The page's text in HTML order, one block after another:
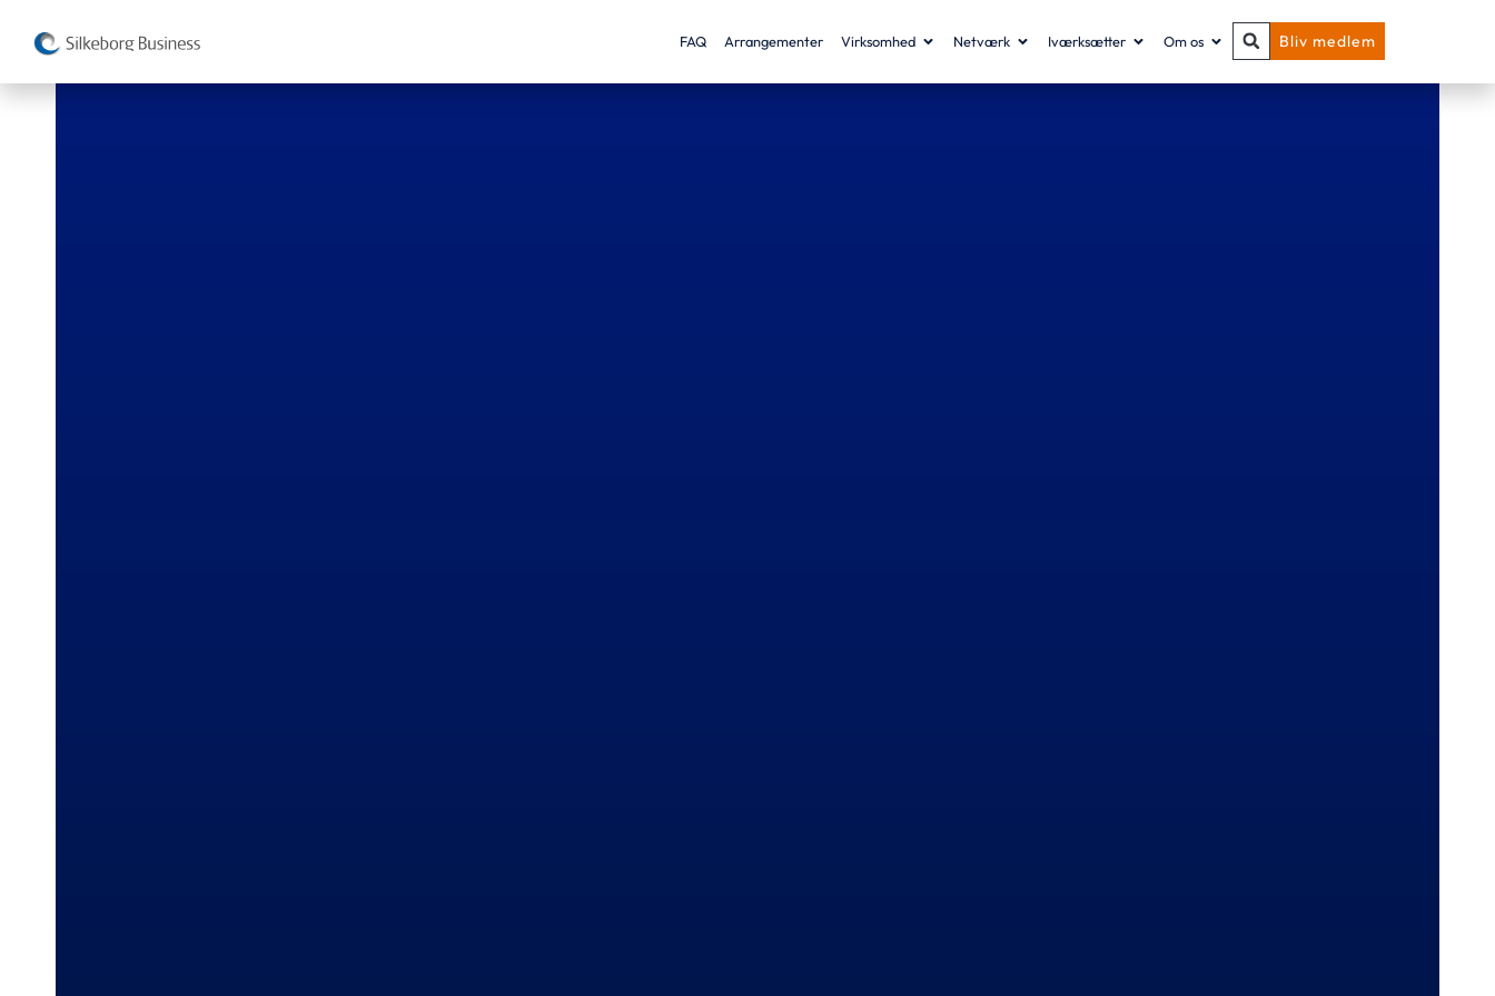
Bliv medlem
FAQ Arrangementer Virksomhed Netværk Iværksætter Om os